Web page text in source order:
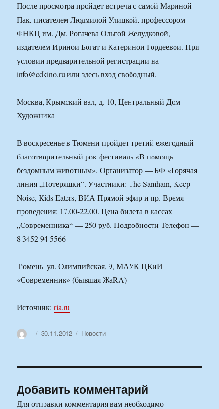
После просмотра пройдет встреча с самой Мариной
Пак, писателем Людмилой Улицкой, профессором
ФНКЦ им. Дм. Рогачева Ольгой Желудковой,
издателем Ириной Богат и Катериной Гордеевой. При
условии предварительной регистрации на
info@cdkino.ru или здесь вход свободный.
Москва, Крымский вал, д. 10, Центральный Дом
Художника
В воскресенье в Тюмени пройдет третий ежегодный
благотворительный рок-фестиваль «В помощь
бездомным животным». Организатор — БФ «Горячая
линия „Потеряшки“. Участники: The Samhain, Keep
Noise, Kids Eaters, ВИА Прямой эфир и пр. Время
проведения: 17.00-22.00. Цена билета в кассах
„Современника“ — 250 руб. Подробности Телефон —
8 3452 94 5566
Тюмень, ул. Олимпийская, 9, МАУК ЦКиИ
«Современник» (бывшая ЖаRA)
Источник:ria.ru
АвторОпубликовано
30.11.2012 Рубрики
Новости
Добавить комментарий
Для отправки комментария вам необходимо